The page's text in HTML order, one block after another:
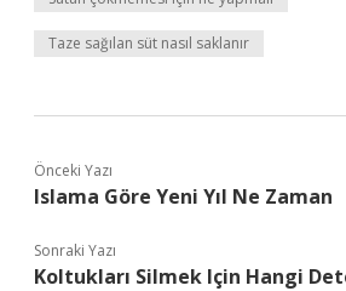
Taze sağılan süt nasıl saklanır
Önceki Yazı
Islama Göre Yeni Yıl Ne Zaman
Sonraki Yazı
Koltukları Silmek Için Hangi